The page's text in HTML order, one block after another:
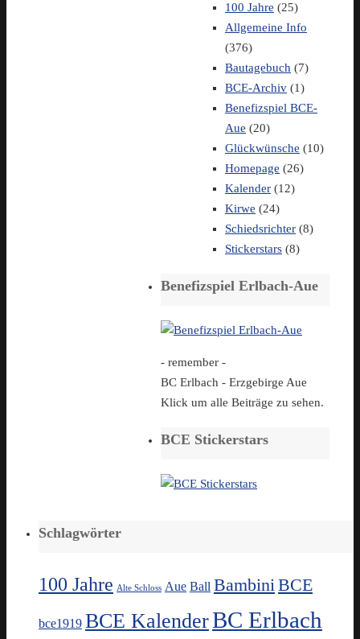
100 Jahre (25)
Allgemeine Info
(376)
Bautagebuch (7)
BCE-Archiv (1)
Benefizspiel BCE-
Aue (20)
Glückwünsche (10)
Homepage (26)
Kalender (12)
Kirwe (24)
Schiedsrichter (8)
Stickerstars (8)
Benefizspiel Erlbach-Aue
- remember -
BC Erlbach - Erzgebirge Aue
Klick um alle Beiträge zu sehen.
BCE Stickerstars
Schlagwörter
100 Jahre Alte Schloss Aue Ball BambiniBCE
bce1919 BCE KalenderBC Erlbach